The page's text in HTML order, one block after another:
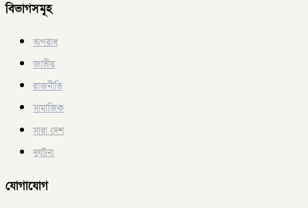
বিভাগসমূহ
অপরাধ
জাতীয়
রাজনীতি
সামাজিক
সারা দেশ
দুর্ঘটনা
যোগাযোগ